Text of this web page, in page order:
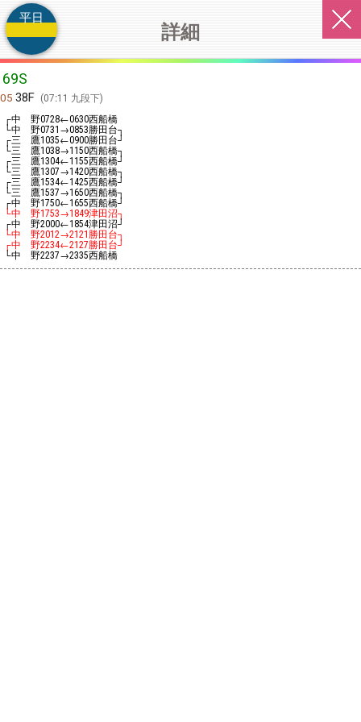
詳細
平日
69S
05 38F
07:11 九段下
┌中 野0728←0630西船橋
└中 野0731 →0853勝田台┐
┌三 鷹1035←0900勝田台┘
└三 鷹1038→1150西船橋┐
┌三 鷹1304←1155西船橋┘
└三 鷹1307→1420西船橋┐
┌三 鷹1534←1425西船橋┘
└三 鷹1537→1650西船橋┐
┌中 野1750←1655西船橋┘
└中 野1753→1849津田沼┐
┌中 野2000←1854津田沼┘
└中 野2012→2121 勝田台┐
┌中 野2234←2127勝田台┘
└中 野2237→2335西船橋